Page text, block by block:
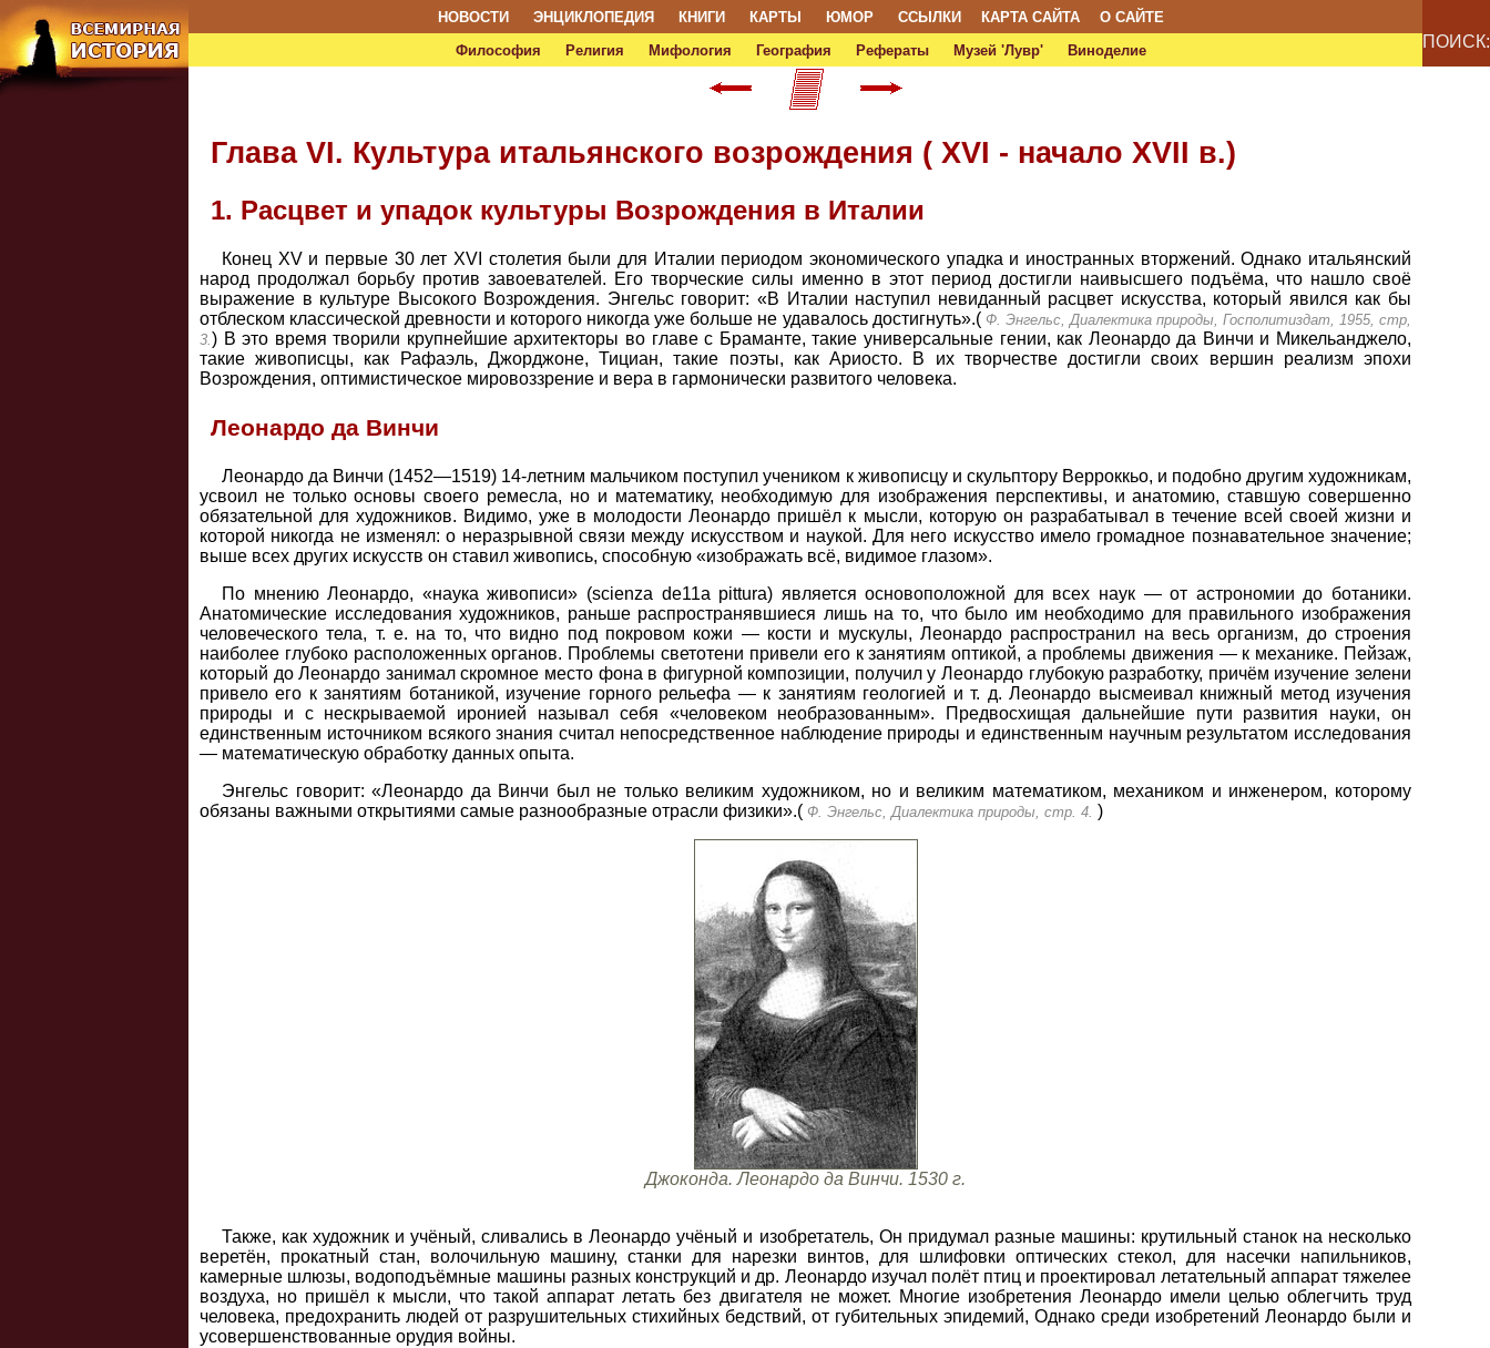
НОВОСТИ ЭНЦИКЛОПЕДИЯ КНИГИ КАРТЫ ЮМОР ССЫЛКИ КАРТА САЙТА
О САЙТЕ
Философия
Религия Мифология География Рефераты Музей 'Лувр' Виноделие ПОИСК:
Глава VI. Культура итальянского возрождения ( XVI - начало XVII в.)
1. Расцвет и упадок культуры Возрождения в Италии
Конец XV и первые 30 лет XVI столетия были для Италии периодом экономического упадка и иностранных вторжений. Однако итальянский
народ продолжал борьбу против завоевателей. Его творческие силы именно в этот период достигли наивысшего подъёма, что нашло своё
выражение в культуре Высокого Возрождения. Энгельс говорит: «В Италии наступил невиданный расцвет искусства, который явился как бы
отблеском классической древности и которого никогда уже больше не удавалось достигнуть».(Ф. Энгельс, Диалектика природы, Госполитиздат, 1955, стр,
3. ) В это время творили крупнейшие архитекторы во главе с Браманте, такие универсальные гении, как Леонардо да Винчи и Микельанджело,
такие живописцы, как Рафаэль, Джорджоне, Тициан, такие поэты, как Ариосто. В их творчестве достигли своих вершин реализм эпохи
Возрождения, оптимистическое мировоззрение и вера в гармонически развитого человека.
Леонардо да Винчи
Леонардо да Винчи (1452—1519) 14-летним мальчиком поступил учеником к живописцу и скульптору Верроккьо, и подобно другим художникам,
усвоил не только основы своего ремесла, но и математику, необходимую для изображения перспективы, и анатомию, ставшую совершенно
обязательной для художников. Видимо, уже в молодости Леонардо пришёл к мысли, которую он разрабатывал в течение всей своей жизни и
которой никогда не изменял: о неразрывной связи между искусством и наукой. Для него искусство имело громадное познавательное значение;
выше всех других искусств он ставил живопись, способную «изображать всё, видимое глазом».
По мнению Леонардо, «наука живописи» (sсiеnzа dе11а рitturа) является основоположной для всех наук — от астрономии до ботаники.
Анатомические исследования художников, раньше распространявшиеся лишь на то, что было им необходимо для правильного изображения
человеческого тела, т. е. на то, что видно под покровом кожи — кости и мускулы, Леонардо распространил на весь организм, до строения
наиболее глубоко расположенных органов. Проблемы светотени привели его к занятиям оптикой, а проблемы движения — к механике. Пейзаж,
который до Леонардо занимал скромное место фона в фигурной композиции, получил у Леонардо глубокую разработку, причём изучение зелени
привело его к занятиям ботаникой, изучение горного рельефа — к занятиям геологией и т. д. Леонардо высмеивал книжный метод изучения
природы и с нескрываемой иронией называл себя «человеком необразованным». Предвосхищая дальнейшие пути развития науки, он
единственным источником всякого знания считал непосредственное наблюдение природы и единственным научным результатом исследования
— математическую обработку данных опыта.
Энгельс говорит: «Леонардо да Винчи был не только великим художником, но и великим математиком, механиком и инженером, которому
обязаны важными открытиями самые разнообразные отрасли физики».( Ф. Энгельс, Диалектика природы, стр. 4. )
Джоконда. Леонардо да Винчи. 1530 г.
Также, как художник и учёный, сливались в Леонардо учёный и изобретатель, Он придумал разные машины: крутильный станок на несколько
веретён, прокатный стан, волочильную машину, станки для нарезки винтов, для шлифовки оптических стекол, для насечки напильников,
камерные шлюзы, водоподъёмные машины разных конструкций и др. Леонардо изучал полёт птиц и проектировал летательный аппарат тяжелее
воздуха, но пришёл к мысли, что такой аппарат летать без двигателя не может. Многие изобретения Леонардо имели целью облегчить труд
человека, предохранить людей от разрушительных стихийных бедствий, от губительных эпидемий, Однако среди изобретений Леонардо были и
усовершенствованные орудия войны.